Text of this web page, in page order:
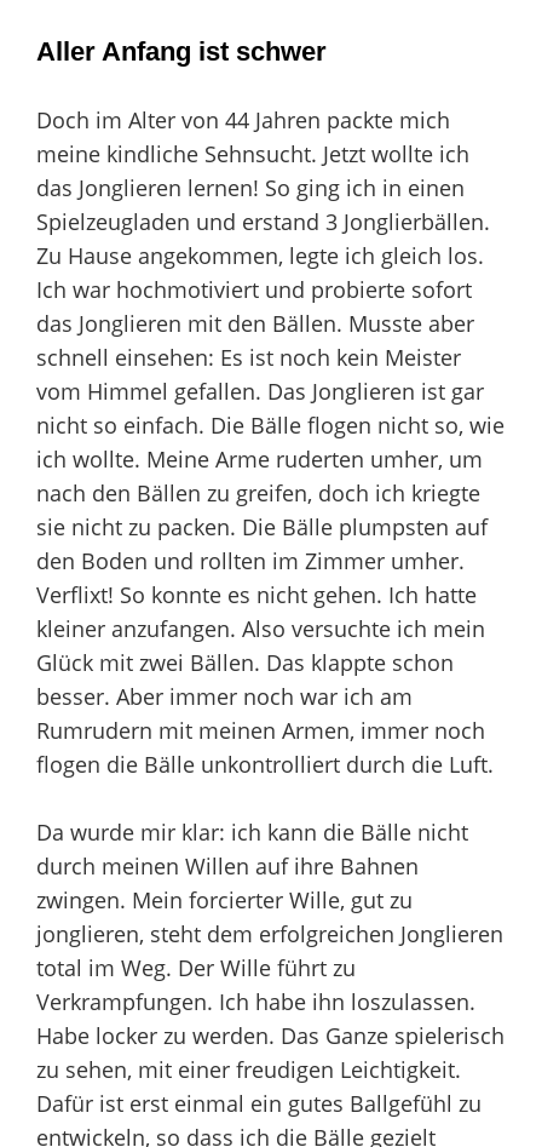
Aller Anfang ist schwer
Doch im Alter von 44 Jahren packte mich
meine kindliche Sehnsucht. Jetzt wollte ich
das Jonglieren lernen! So ging ich in einen
Spielzeugladen und erstand 3 Jonglierbällen.
Zu Hause angekommen, legte ich gleich los.
Ich war hochmotiviert und probierte sofort
das Jonglieren mit den Bällen. Musste aber
schnell einsehen: Es ist noch kein Meister
vom Himmel gefallen. Das Jonglieren ist gar
nicht so einfach. Die Bälle flogen nicht so, wie
ich wollte. Meine Arme ruderten umher, um
nach den Bällen zu greifen, doch ich kriegte
sie nicht zu packen. Die Bälle plumpsten auf
den Boden und rollten im Zimmer umher.
Verflixt! So konnte es nicht gehen. Ich hatte
kleiner anzufangen. Also versuchte ich mein
Glück mit zwei Bällen. Das klappte schon
besser. Aber immer noch war ich am
Rumrudern mit meinen Armen, immer noch
flogen die Bälle unkontrolliert durch die Luft.
Da wurde mir klar: ich kann die Bälle nicht
durch meinen Willen auf ihre Bahnen
zwingen. Mein forcierter Wille, gut zu
jonglieren, steht dem erfolgreichen Jonglieren
total im Weg. Der Wille führt zu
Verkrampfungen. Ich habe ihn loszulassen.
Habe locker zu werden. Das Ganze spielerisch
zu sehen, mit einer freudigen Leichtigkeit.
Dafür ist erst einmal ein gutes Ballgefühl zu
entwickeln, so dass ich die Bälle gezielt